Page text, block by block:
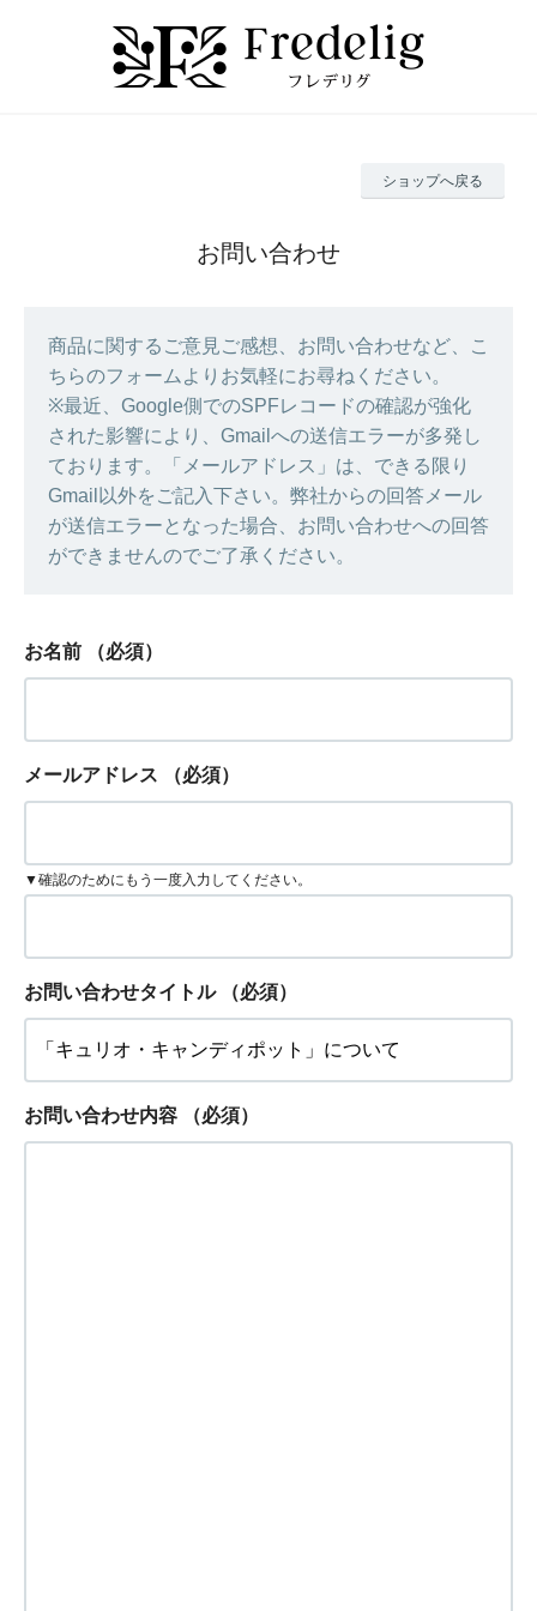
ショップへ戻る
お問い合わせ
商品に関するご意見ご感想、お問い合わせなど、こ
ちらのフォームよりお気軽にお尋ねください。
※最近、Google側でのSPFレコードの確認が強化
された影響により、Gmailへの送信エラーが多発し
ております。「メールアドレス」は、できる限り
Gmail以外をご記入下さい。弊社からの回答メール
が送信エラーとなった場合、お問い合わせへの回答
ができませんのでご了承ください。
お名前 （必須）
メールアドレス （必須）
▼確認のためにもう一度入力してください。
お問い合わせタイトル （必須）
お問い合わせ内容 （必須）